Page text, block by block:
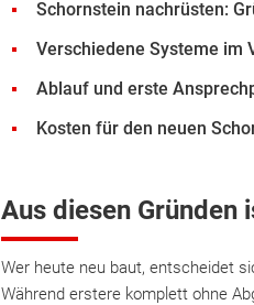
Schornstein nachrüsten:
Verschiedene Systeme im
Ablauf und erste
Kosten für den neuen
Aus diesen Gründen
Wer heute neu baut, entscheidet
Während erstere komplett ohne